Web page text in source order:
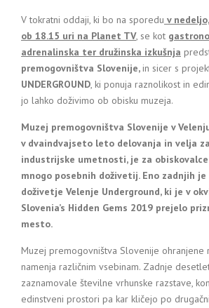
V tokratni oddaji, ki bo na sporedu v
ob 18.15 uri na Planet TV, se kot
adrenalinska ter družinska izkušnja
premogovništva Slovenije,in sicer s
UNDERGROUND, ki ponuja raznolikost in
jo lahko doživimo ob obisku muzeja.
Muzej premogovništva Slovenije v
v dvaindvajseto leto delovanja in velja
industrijske umetnosti, je za
mnogo posebnih doživetij. Eno zadnjih
doživetje Velenje Underground, ki je v
Slovenia’s Hidden Gems 2019 prejelo
mesto.
Muzej premogovništva Slovenije ohranjene
namenja različnim vsebinam. Zadnje
zaznamovale številne vrhunske razstave,
edinstveni prostori pa kar kličejo po